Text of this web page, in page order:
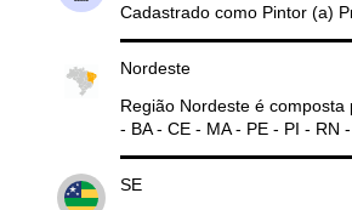
Cadastrado como Pintor (a)
Nordeste
Região Nordeste é composta
- BA - CE - MA - PE - PI - RN
SE